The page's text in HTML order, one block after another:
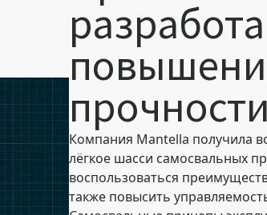
прочности
Компания Mantella получила
лёгкое шасси самосвальных
воспользоваться
также повысить